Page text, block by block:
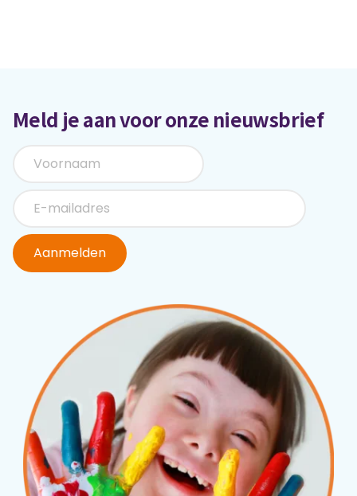
Meld je aan voor onze nieuwsbrief
Aanmelden